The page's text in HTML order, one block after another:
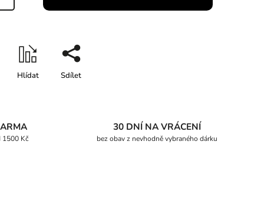
Hlídat Sdílet
1500 Kč
30 DNÍ NA VRÁCENÍ
bez obav z nevhodně vybraného dárku